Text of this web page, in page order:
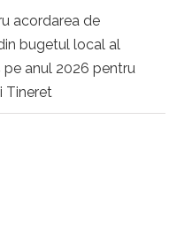
acordarea de
bugetul local al
pe anul 2026 pentru
Tineret